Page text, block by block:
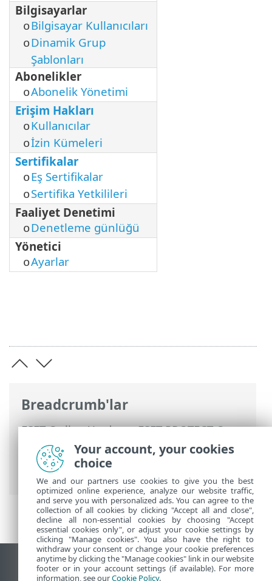
Breadcrumb'lar
ESET Online Yardım>ESET PROTECT On-
Prem>
ESET PROTECT On-Prem Ürününü
Kullanma
> ESET PROTECT On-Prem Ana
Menü
Bilgisayarlar
oBilgisayar Kullanıcıları
oDinamik Grup
Şablonları
Abonelikler
oAbonelik Yönetimi
Erişim Hakları
oKullanıcılar
oİzin Kümeleri
Sertifikalar
oEş Sertifikalar
oSertifika Yetkilileri
Faaliyet Denetimi
oDenetleme günlüğü
Yönetici
oAyarlar
Masaüstü sitesini görüntüle
Your account, your cookies
choice
We and our partners use cookies to give you the best
optimized online experience, analyze our website traffic,
and serve you with personalized ads. You can agree to the
collection of all cookies by clicking "Accept all and close",
decline all non-essential cookies by choosing "Accept
essential cookies only", or adjust your cookie settings by
clicking "Manage cookies". You also have the right to
withdraw your consent or change your cookie preferences
anytime by clicking the "Manage cookies" link in our website
footer or in your account settings (if available). For more
information, see ourCookie Policy.